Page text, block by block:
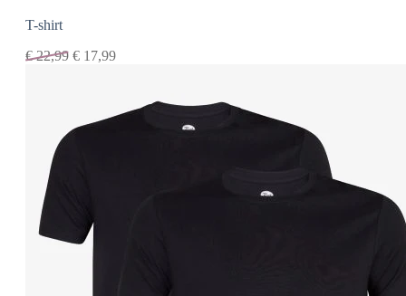
T-shirt
€22,99 € 17,99